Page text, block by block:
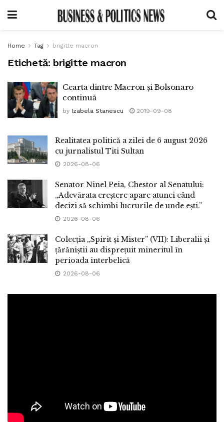
Home Tag brigitte macron
Etichetă: brigitte macron
Cearta dintre Macron și Bolsonaro
continuă
by Izabela Stanescu 2019-09-08
Realitatea politică a zilei de 6 august 2026
cu jurnalistul Titi Sultan
2026-08-06
Senator Ninel Peia, Chestor al Senatului:
„Adevărata creștere apare atunci când
decizi să schimbi lucrurile de unde ești.”
2026-08-06
Colecția „Spirit și Mister” (VII): Liberalii și
țărăniștii au disprețuit mineritul în
perioada interbelică
2026-08-06